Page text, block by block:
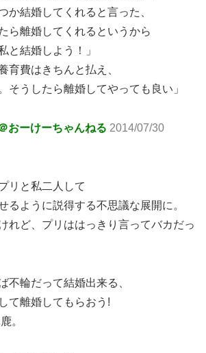
か結婚してくれると言った、
ら離婚してくれるというから
と結婚しよう！」
育費はきちんと払え、
そうしたら離婚してやっても良い」
おーけーちゃんねる 2014/07/30
リと私二人して
るように説得する不思議な展開に。
れど、プリははっきり言ってバカだっ
不輪だって結婚出来る、
て離婚してもらおう!
。